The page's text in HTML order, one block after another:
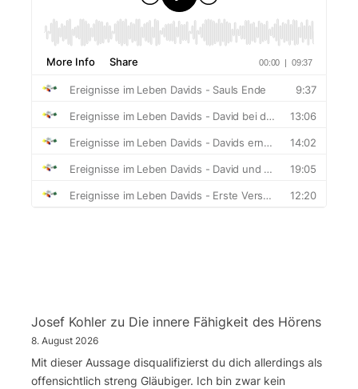
Josef Kohler zu Die innere Fähigkeit des Hörens
8. August 2026
Mit dieser Aussage disqualifizierst du dich allerdings als
offensichtlich streng Gläubiger. Ich bin zwar kein